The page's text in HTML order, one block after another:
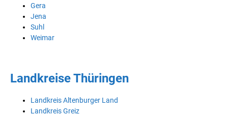
Gera
Jena
Suhl
Weimar
Landkreise Thüringen
Landkreis Altenburger Land
Landkreis Greiz